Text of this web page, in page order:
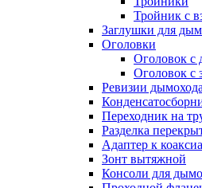
Тройник с
Заглушки для
Оголовки
Оголовок с
Оголовок с
Ревизии дымохода
Переходник на
Разделка
Адаптер к
Зонт вытяжной
Консоли для